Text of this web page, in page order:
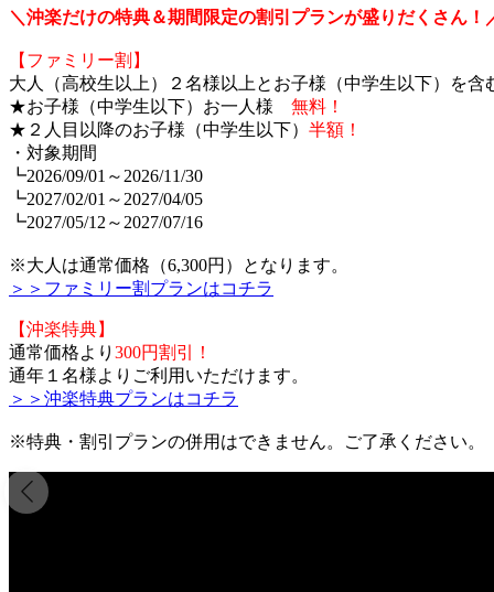
＼沖楽だけの特典＆期間限定の割引プランが盛りだくさん！
【ファミリー割】
大人（高校生以上）２名様以上とお子様（中学生以下）を含
★お子様（中学生以下）お一人様 無料！
★２人目以降のお子様（中学生以下） 半額！
・対象期間
┗2026/09/01～2026/11/30
┗2027/02/01～2027/04/05
┗2027/05/12～2027/07/16
※大人は通常価格（6,300円）となります。
＞＞ファミリー割プランはコチラ
【沖楽特典】
通常価格より 300円割引！
通年１名様よりご利用いただけます。
＞＞沖楽特典プランはコチラ
※特典・割引プランの併用はできません。ご了承ください。